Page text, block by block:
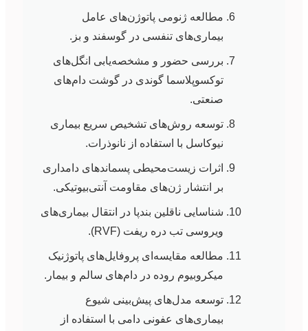
مطالعه ژنومی پاتوژن‌های عامل
بیماری‌های تنفسی در گوسفند و بز.
بررسی حضور و مشخصه‌یابی انگل‌های
توکسوپلاسما گوندی در گوشت دام‌های
صنعتی.
توسعه روش‌های تشخیص سریع بیماری
نیوکاسل با استفاده از نانوذرات.
اثرات زیست‌محیطی پسماندهای دامداری
بر انتشار ژن‌های مقاومت آنتی‌بیوتیکی.
شناسایی ناقلین بندپا در انتقال بیماری‌های
ویروسی تب دره ریفت (RVF).
مطالعه مقایسه‌ای پروفایل‌های پاتوژنیک
میکروبیوم روده در دام‌های سالم و بیمار.
توسعه مدل‌های پیش‌بینی شیوع
بیماری‌های عفونی دامی با استفاده از